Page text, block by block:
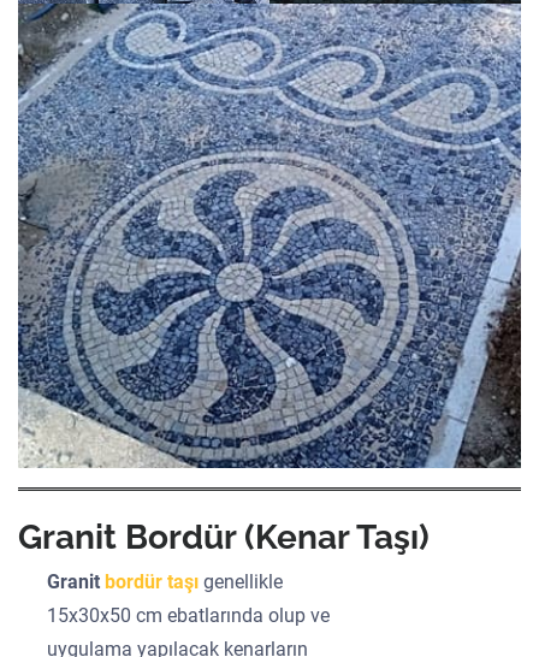
Granit Bordür (Kenar Taşı)
Granitbordür taşı genellikle
15x30x50 cm ebatlarında olup ve
uygulama yapılacak kenarların